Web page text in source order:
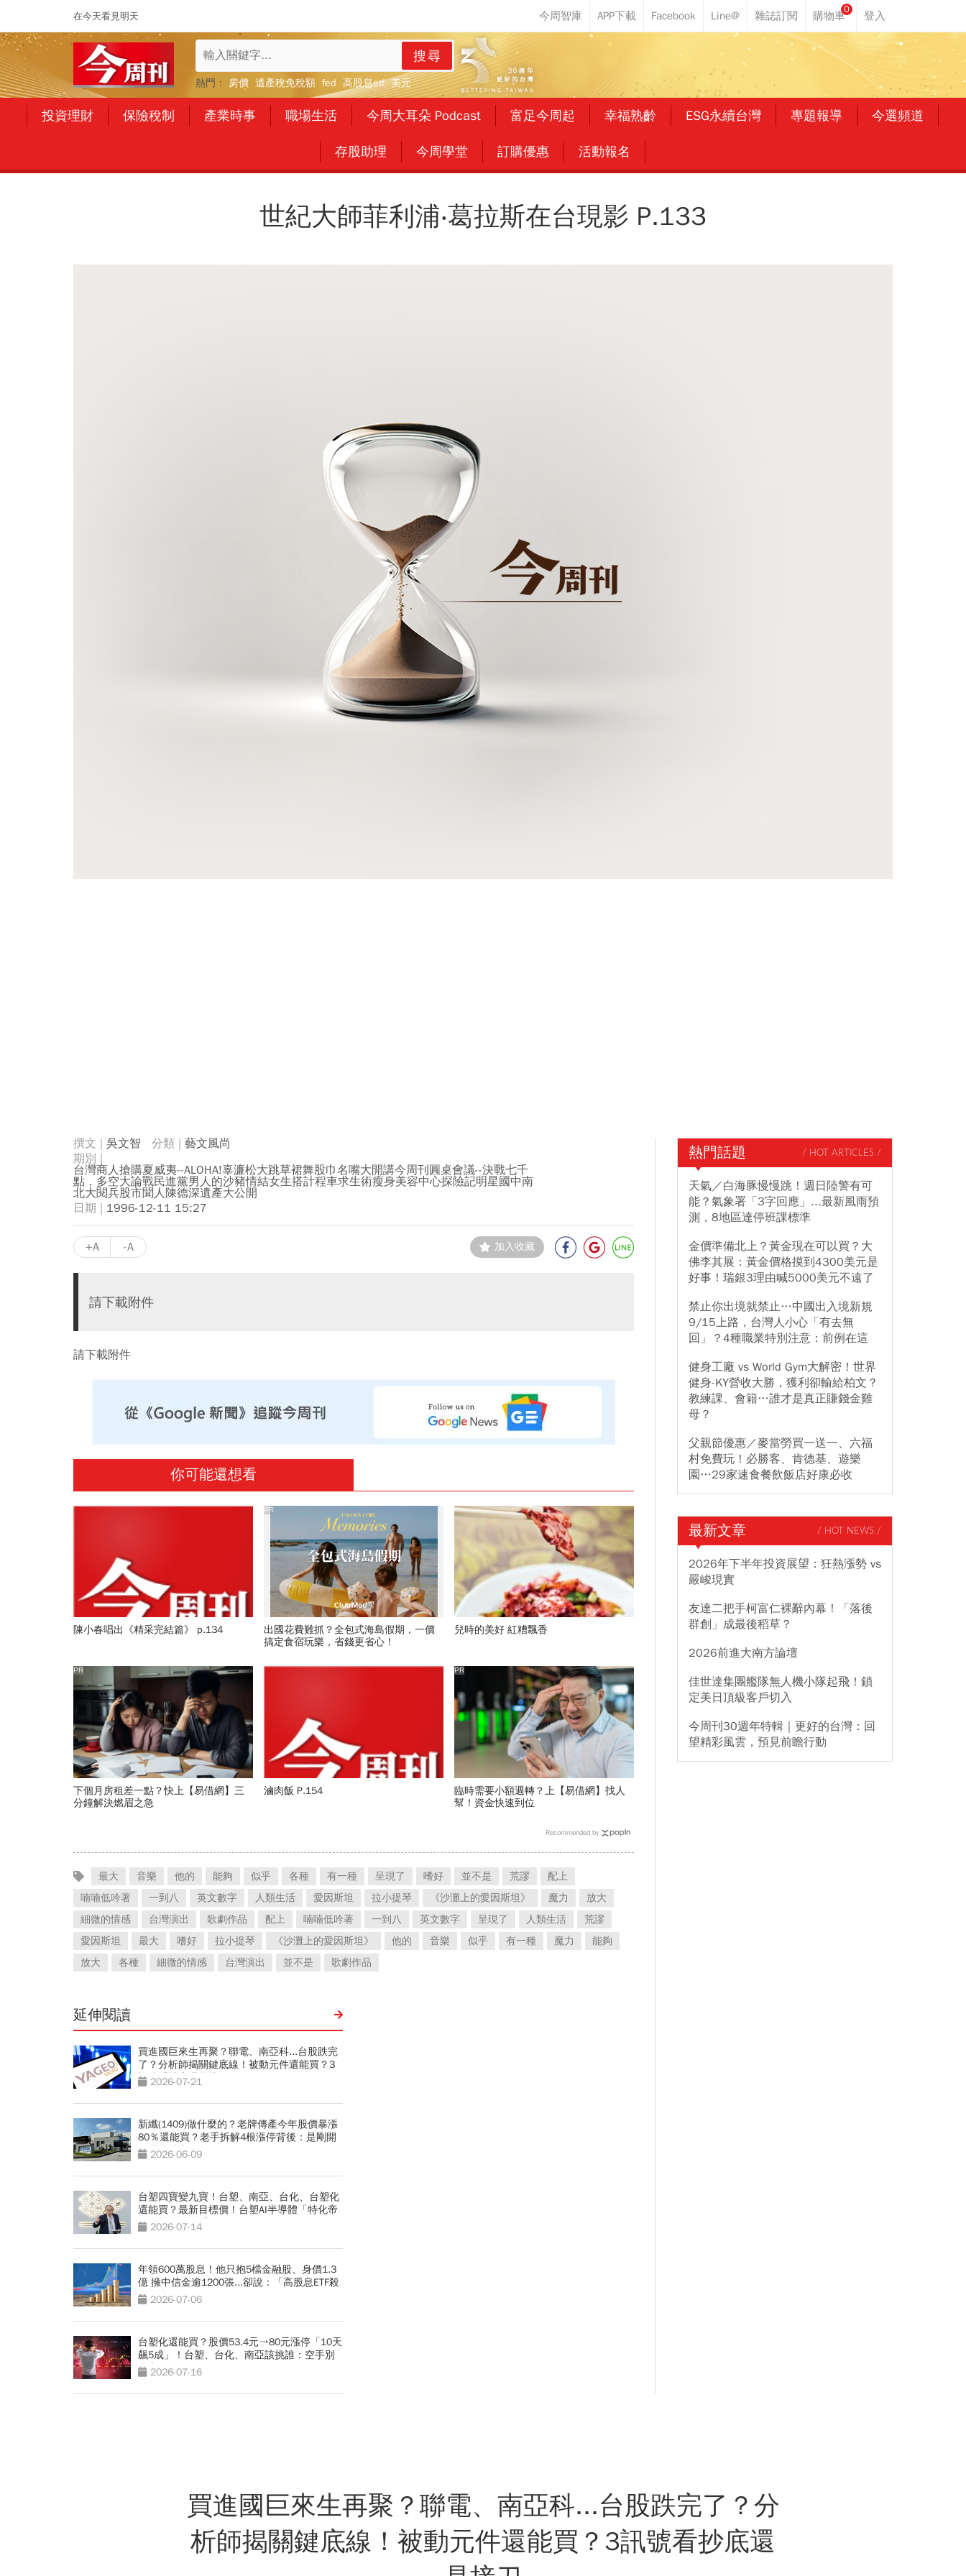
在今天看見明天
0
搜尋
熱門： 房價 遺產稅免稅額 fed 高股息etf 美元
投資理財 保險稅制 產業時事 職場生活 今周大耳朵 Podcast 富足今周起 幸福熟齡 ESG永續台灣 專題報導 今選頻道
存股助理 今周學堂 訂購優惠 活動報名
世紀大師菲利浦‧葛拉斯在台現影 P.133
吳文智
藝文風尚
台灣商人搶購夏威夷--ALOHA!辜濂松大跳草裙舞股巾名嘴大開講今周刊圓桌會議--決戰七千
點，多空大論戰民進黨男人的沙豬情結女生搭計程車求生術瘦身美容中心探險記明星國中南
北大閱兵股市聞人陳德深遺產大公開
1996-12-11 15:27
+A -A 加入收藏
請下載附件
請下載附件
你可能還想看
陳小春唱出《精采完結篇》 p.134
出國花費難抓？全包式海島假期，一價
搞定食宿玩樂，省錢更省心！
PR
兒時的美好 紅糟飄香
下個月房租差一點？快上【易借網】三
分鐘解決燃眉之急
PR
滷肉飯 P.154
臨時需要小額週轉？上【易借網】找人
幫！資金快速到位
PR
Recommended by
最大 音樂 他的 能夠 似乎 各種 有一種 呈現了 嗜好 並不是 荒謬
配上
喃喃低吟著
一到八 英文數字 人類生活 愛因斯坦 拉小提琴 《沙灘上的愛因斯坦》 魔力
放大
細微的情感
台灣演出 歌劇作品 配上 喃喃低吟著 一到八 英文數字 呈現了 人類生活
荒謬
愛因斯坦
最大 嗜好 拉小提琴 《沙灘上的愛因斯坦》 他的 音樂 似乎 有一種 魔力
能夠
放大
各種 細微的情感 台灣演出 並不是 歌劇作品
延伸閱讀
買進國巨來生再聚？聯電、南亞科...台股跌完
了？分析師揭關鍵底線！被動元件還能買？3
訊號看抄底還是接刀
2026-07-21
新纖(1409)做什麼的？老牌傳產今年股價暴漲
80％還能買？老手拆解4根漲停背後：是剛開
始還是炒完了？
2026-06-09
台塑四寶變九寶！台塑、南亞、台化、台塑化
還能買？最新目標價！台塑AI半導體「特化帝
國」版圖一次看
2026-07-14
年領600萬股息！他只抱5檔金融股、身價1.3
億 擁中信金逾1200張...卻說：「高股息ETF殺
雞取卵！」
2026-07-06
台塑化還能買？股價53.4元→80元漲停「10天
飆5成」！台塑、台化、南亞該挑誰：空手別
追它2026-07-16
熱門話題 / HOT ARTICLES /
天氣／白海豚慢慢跳！週日陸警有可
能？氣象署「3字回應」...最新風雨預
測，8地區達停班課標準
金價準備北上？黃金現在可以買？大
佛李其展：黃金價格摸到4300美元是
好事！瑞銀3理由喊5000美元不遠了
禁止你出境就禁止…中國出入境新規
9/15上路，台灣人小心「有去無
回」？4種職業特別注意：前例在這
健身工廠 vs World Gym大解密！世界
健身-KY營收大勝，獲利卻輸給柏文？
教練課、會籍…誰才是真正賺錢金雞
母？
父親節優惠／麥當勞買一送一、六福
村免費玩！必勝客、肯德基、遊樂
園…29家速食餐飲飯店好康必收
最新文章 / HOT NEWS /
2026年下半年投資展望：狂熱漲勢 vs
嚴峻現實
友達二把手柯富仁裸辭內幕！「落後
群創」成最後稻草？
2026前進大南方論壇
佳世達集團艦隊無人機小隊起飛！鎖
定美日頂級客戶切入
今周刊30週年特輯｜更好的台灣：回
望精彩風雲，預見前瞻行動
買進國巨來生再聚？聯電、南亞科...台股跌完了？分
析師揭關鍵底線！被動元件還能買？3訊號看抄底還